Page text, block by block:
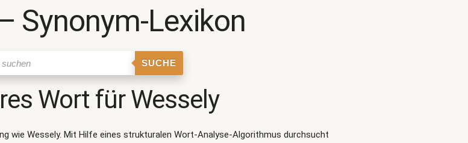
Synonym-Lexikon
SUCHE
Wort fürWessely
wie Wessely. Mit Hilfe eines strukturalen Wort-Analyse-Algorithmus durchsucht